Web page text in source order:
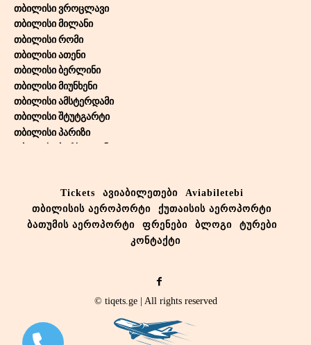
თბილისი ვროცლავი
თბილისი მილანი
თბილისი რომი
თბილისი ათენი
თბილისი ბერლინი
თბილისი მიუნხენი
თბილისი ამსტერდამი
თბილისი შტუტგარტი
თბილისი პარიზი
თბილისი ვენა
თბილისი ლარნაკა
თბილისი დუბაი
თბილისი აქტობე
Tickets ავიაბილეთები
Aviabiletebi
თბილისის აეროპორტი
ქუთაისის აეროპორტი
ბათუმის აეროპორტი
ფრენები ბლოგი
ტურები
კონტაქტი
© tiqets.ge | All rights reserved